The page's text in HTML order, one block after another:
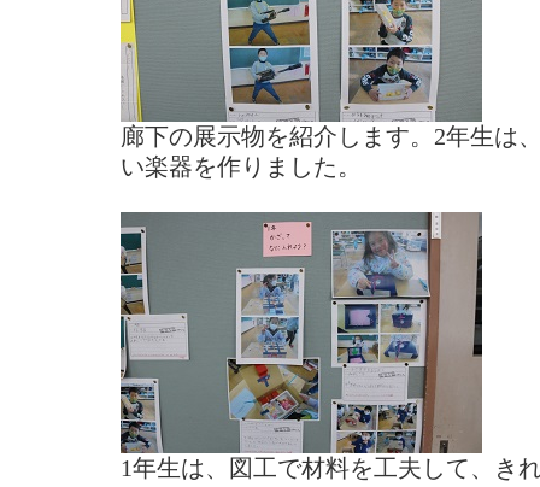
廊下の展示物を紹介します。2年生は
い楽器を作りました。
1年生は、図工で材料を工夫して、き